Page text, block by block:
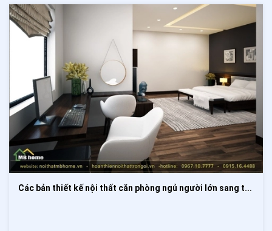
Các bản thiết kế nội thất căn phòng ngủ người lớn sang trọng và ấm cúng